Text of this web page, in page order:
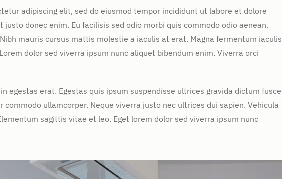
adipiscing elit, sed do eiusmod tempor incididunt ut labore et dolore
donec enim. Eu facilisis sed odio morbi quis commodo odio aenean.
mauris cursus mattis molestie a iaculis at erat. Magna fermentum iaculis
dolor sed viverra ipsum nunc aliquet bibendum enim. Viverra orci
egestas erat. Egestas quis ipsum suspendisse ultrices gravida dictum fusce
ullamcorper. Neque viverra justo nec ultrices dui sapien. Vehicula
sagittis vitae et leo. Eget lorem dolor sed viverra ipsum nunc